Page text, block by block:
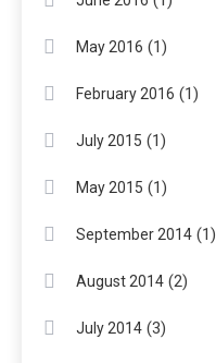
May 2016 (1)
February 2016 (1)
July 2015 (1)
May 2015 (1)
September 2014 (1)
August 2014 (2)
July 2014 (3)